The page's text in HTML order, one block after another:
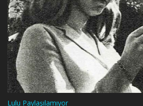
Lulu Paylaşılamıyor